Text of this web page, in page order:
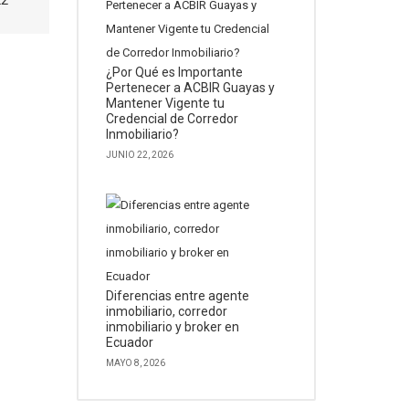
¿Por Qué es Importante
Pertenecer a ACBIR Guayas y
Mantener Vigente tu
Credencial de Corredor
Inmobiliario?
JUNIO 22, 2026
Diferencias entre agente
inmobiliario, corredor
inmobiliario y broker en
Ecuador
MAYO 8, 2026